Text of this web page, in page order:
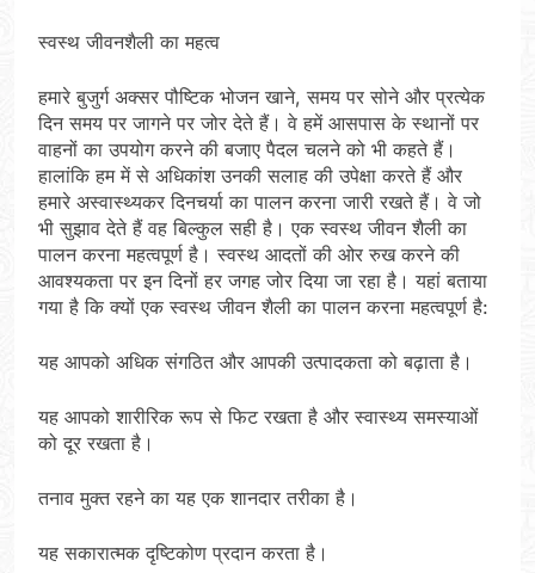
स्वस्थ जीवनशैली का महत्व
हमारे बुजुर्ग अक्सर पौष्टिक भोजन खाने, समय पर सोने और प्रत्येक
दिन समय पर जागने पर जोर देते हैं। वे हमें आसपास के स्थानों पर
वाहनों का उपयोग करने की बजाए पैदल चलने को भी कहते हैं।
हालांकि हम में से अधिकांश उनकी सलाह की उपेक्षा करते हैं और
हमारे अस्वास्थ्यकर दिनचर्या का पालन करना जारी रखते हैं। वे जो
भी सुझाव देते हैं वह बिल्कुल सही है। एक स्वस्थ जीवन शैली का
पालन करना महत्वपूर्ण है। स्वस्थ आदतों की ओर रुख करने की
आवश्यकता पर इन दिनों हर जगह जोर दिया जा रहा है। यहां बताया
गया है कि क्यों एक स्वस्थ जीवन शैली का पालन करना महत्वपूर्ण है:
यह आपको अधिक संगठित और आपकी उत्पादकता को बढ़ाता है।
यह आपको शारीरिक रूप से फिट रखता है और स्वास्थ्य समस्याओं
को दूर रखता है।
तनाव मुक्त रहने का यह एक शानदार तरीका है।
यह सकारात्मक दृष्टिकोण प्रदान करता है।